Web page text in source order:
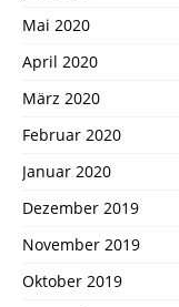
Mai 2020
April 2020
März 2020
Februar 2020
Januar 2020
Dezember 2019
November 2019
Oktober 2019